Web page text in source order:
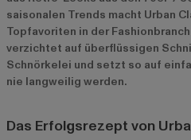
saisonalen Trends macht Urban
Topfavoriten in der
verzichtet auf überflüssigen
Schnörkelei und setzt so auf
nie langweilig werden.
Das Erfolgsrezept von